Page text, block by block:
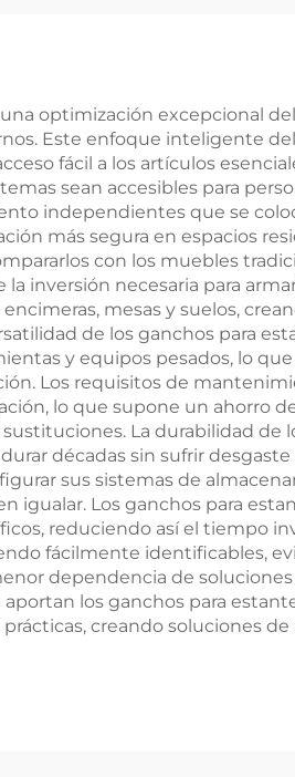
doméstico
optimización excepcional
Este enfoque inteligente
fácil a los artículos
sean accesibles para
independientes que se
más segura en espacios
con los muebles
inversión necesaria para
mesas y suelos,
de los ganchos para
y equipos pesados, lo
Los requisitos de
lo que supone un
La durabilidad de
décadas sin sufrir
sus sistemas de
igualar. Los ganchos para
reduciendo así el tiempo
fácilmente identificables,
dependencia de
los ganchos para
creando soluciones